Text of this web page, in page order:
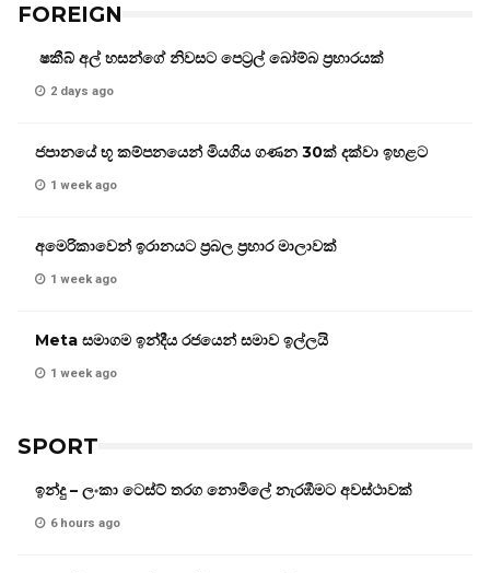
FOREIGN
ෂකීබ් අල් හසන්ගේ නිවසට පෙට්‍රල් බෝම්බ ප්‍රහාරයක්
2 days ago
ජපානයේ භූ කම්පනයෙන් මියගිය ගණන 30ක් දක්වා ඉහළට
1 week ago
අමෙරිකාවෙන් ඉරානයට ප්‍රබල ප්‍රහාර මාලාවක්
1 week ago
Meta සමාගම ඉන්දීය රජයෙන් සමාව ඉල්ලයි
1 week ago
SPORT
ඉන්දු – ලංකා ටෙස්ට් තරග නොමිලේ නැරඹීමට අවස්ථාවක්
6 hours ago